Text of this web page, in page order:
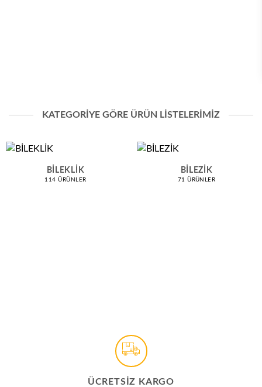
KATEGORİYE GÖRE ÜRÜN LİSTELERİMİZ
BİLEKLİK
114 ÜRÜNLER
BİLEZİK
71 ÜRÜNLER
ÜCRETSIZ KARGO